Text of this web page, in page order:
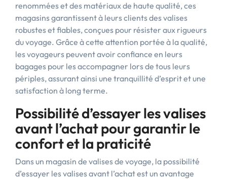
renommées et des matériaux de haute qualité, ces
magasins garantissent à leurs clients des valises
robustes et fiables, conçues pour résister aux rigueurs
du voyage. Grâce à cette attention portée à la qualité,
les voyageurs peuvent avoir confiance en leurs
bagages pour les accompagner lors de tous leurs
périples, assurant ainsi une tranquillité d’esprit et une
satisfaction à long terme.
Possibilité d’essayer les valises
avant l’achat pour garantir le
confort et la praticité
Dans un magasin de valises de voyage, la possibilité
d’essayer les valises avant l’achat est un avantage